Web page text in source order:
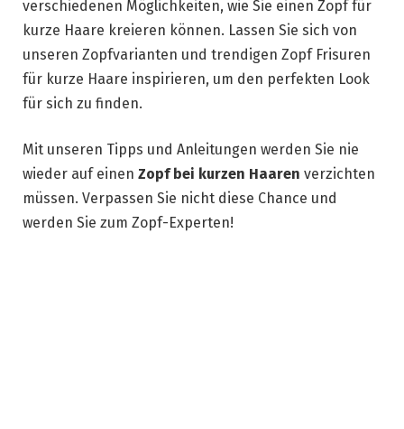
verschiedenen Möglichkeiten, wie Sie einen Zopf für
kurze Haare kreieren können. Lassen Sie sich von
unseren Zopfvarianten und trendigen Zopf Frisuren
für kurze Haare inspirieren, um den perfekten Look
für sich zu finden.
Mit unseren Tipps und Anleitungen werden Sie nie
wieder auf einen Zopf bei kurzen Haaren verzichten
müssen. Verpassen Sie nicht diese Chance und
werden Sie zum Zopf-Experten!